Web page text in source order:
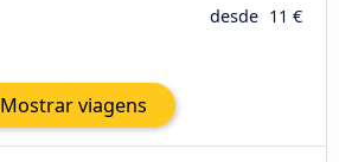
desde 11 €
Mostrar viagens